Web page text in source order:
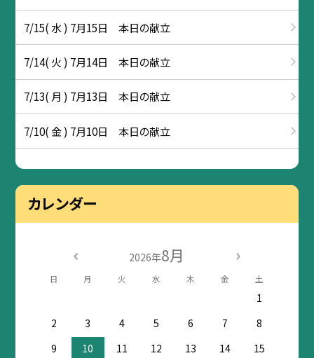
7/15( 水 ) 7月15日 本日の献立
7/14( 火 ) 7月14日 本日の献立
7/13( 月 ) 7月13日 本日の献立
7/10( 金 ) 7月10日 本日の献立
カレンダー
2026年8月
日 月 火 水 木 金 土
1
2
3 4 5 6 7
8
9
10 11 12 13 14
15